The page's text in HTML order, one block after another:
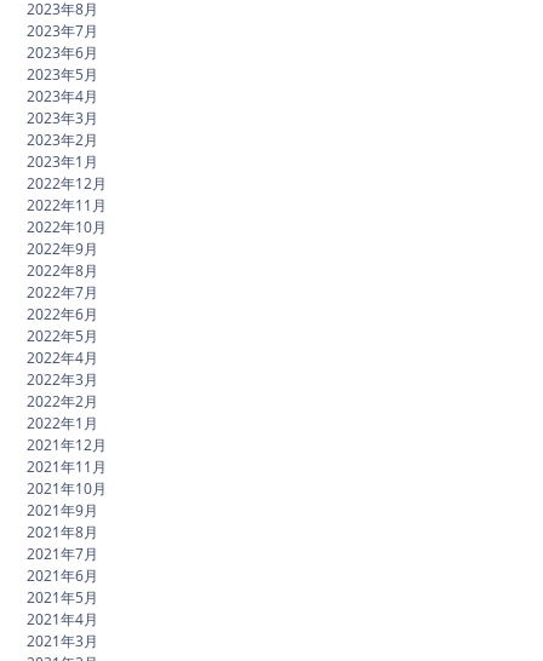
2023年8月
2023年7月
2023年6月
2023年5月
2023年4月
2023年3月
2023年2月
2023年1月
2022年12月
2022年11月
2022年10月
2022年9月
2022年8月
2022年7月
2022年6月
2022年5月
2022年4月
2022年3月
2022年2月
2022年1月
2021年12月
2021年11月
2021年10月
2021年9月
2021年8月
2021年7月
2021年6月
2021年5月
2021年4月
2021年3月